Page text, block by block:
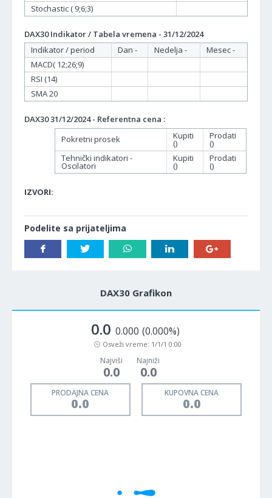
Stochastic ( 9;6;3)
DAX30 Indikator / Tabela vremena - 31/12/2024
Indikator / period
Dan - Nedelja -
Mesec -
MACD( 12;26;9)
RSI (14)
SMA 20
DAX30 31/12/2024 - Referentna cena :
Pokretni prosek
Kupiti
()
Prodati
()
Tehnički indikatori -
Oscilatori
Kupiti
()
Prodati
()
IZVORI:
Podelite sa prijateljima
DAX30 Grafikon
0.0 0.000 (0.000%)
Osveži vreme: 1/1/1 0:00
Najviši
0.0
Najniži
0.0
PRODAJNA CENA
0.0
KUPOVNA CENA
0.0